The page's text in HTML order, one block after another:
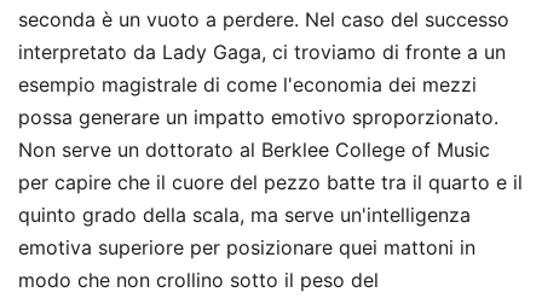
seconda è un vuoto a perdere. Nel caso del successo
interpretato da Lady Gaga, ci troviamo di fronte a un
esempio magistrale di come l'economia dei mezzi
possa generare un impatto emotivo sproporzionato.
Non serve un dottorato al Berklee College of Music
per capire che il cuore del pezzo batte tra il quarto e il
quinto grado della scala, ma serve un'intelligenza
emotiva superiore per posizionare quei mattoni in
modo che non crollino sotto il peso del